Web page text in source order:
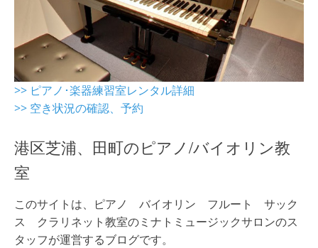
>> ピアノ･楽器練習室レンタル詳細
>> 空き状況の確認、予約
港区芝浦、田町のピアノ/バイオリン教
室
このサイトは、ピアノ バイオリン フルート サック
ス クラリネット教室のミナトミュージックサロンのス
タッフが運営するブログです。